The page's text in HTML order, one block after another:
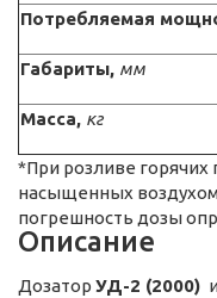
Потребляемая
Габариты, мм
Масса, кг
*При розливе горячих
насыщенных
погрешность дозы
Описание
Дозатор УД-2 (2000)